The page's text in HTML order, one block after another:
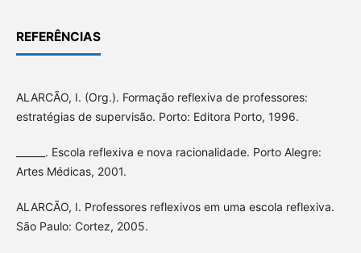
REFERÊNCIAS
ALARCÃO, I. (Org.). Formação reflexiva de professores:
estratégias de supervisão. Porto: Editora Porto, 1996.
______. Escola reflexiva e nova racionalidade. Porto Alegre:
Artes Médicas, 2001.
ALARCÃO, I. Professores reflexivos em uma escola reflexiva.
São Paulo: Cortez, 2005.